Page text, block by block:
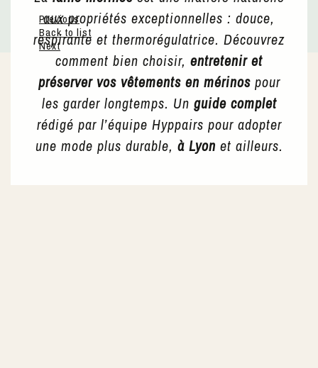
aux propriétés exceptionnelles : douce,
respirante et thermorégulatrice. Découvrez
comment bien choisir, entretenir et
préserver vos vêtements en mérinospour
les garder longtemps. Un guide complet
rédigé par l’équipe Hyppairs pour adopter
une mode plus durable, à Lyon et ailleurs.
Previous
Back to list
Next